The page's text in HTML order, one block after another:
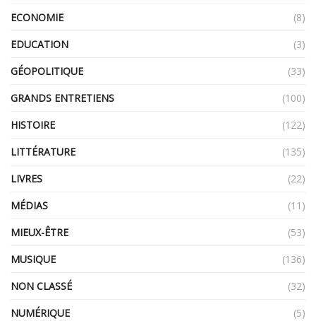
ECONOMIE
(8)
EDUCATION
(3)
GÉOPOLITIQUE
(33)
GRANDS ENTRETIENS
(100)
HISTOIRE
(122)
LITTÉRATURE
(135)
LIVRES
(22)
MÉDIAS
(11)
MIEUX-ÊTRE
(53)
MUSIQUE
(136)
NON CLASSÉ
(32)
NUMÉRIQUE
(5)